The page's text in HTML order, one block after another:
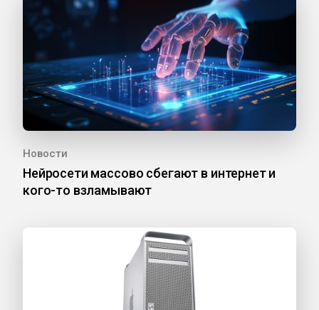
Новости
Нейросети массово сбегают в интернет и
кого-то взламывают